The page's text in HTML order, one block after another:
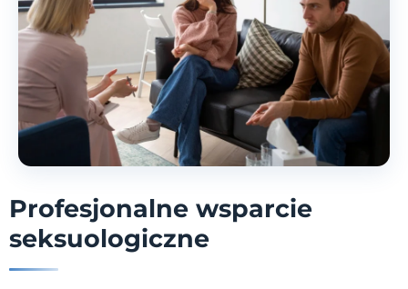
Profesjonalne wsparcie
seksuologiczne